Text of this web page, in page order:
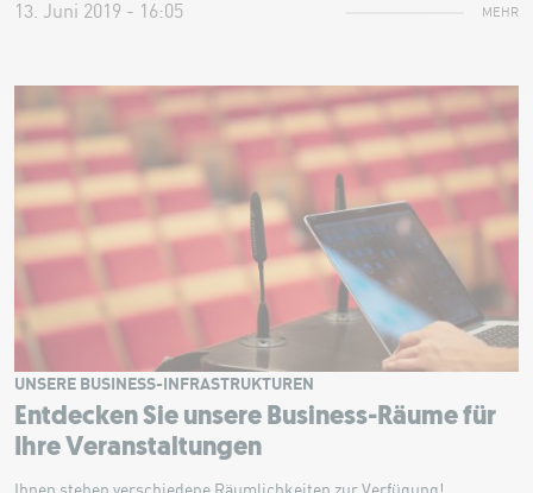
13. Juni 2019 - 16:05 MEHR
Entdecken Sie unsere Business-Räume für
Ihre Veranstaltungen
UNSERE BUSINESS-INFRASTRUKTUREN